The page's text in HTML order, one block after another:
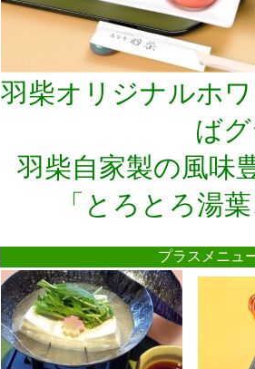
羽柴オリジナルホ
ば
羽柴自家製の風味
「とろとろ湯
プラスメニ